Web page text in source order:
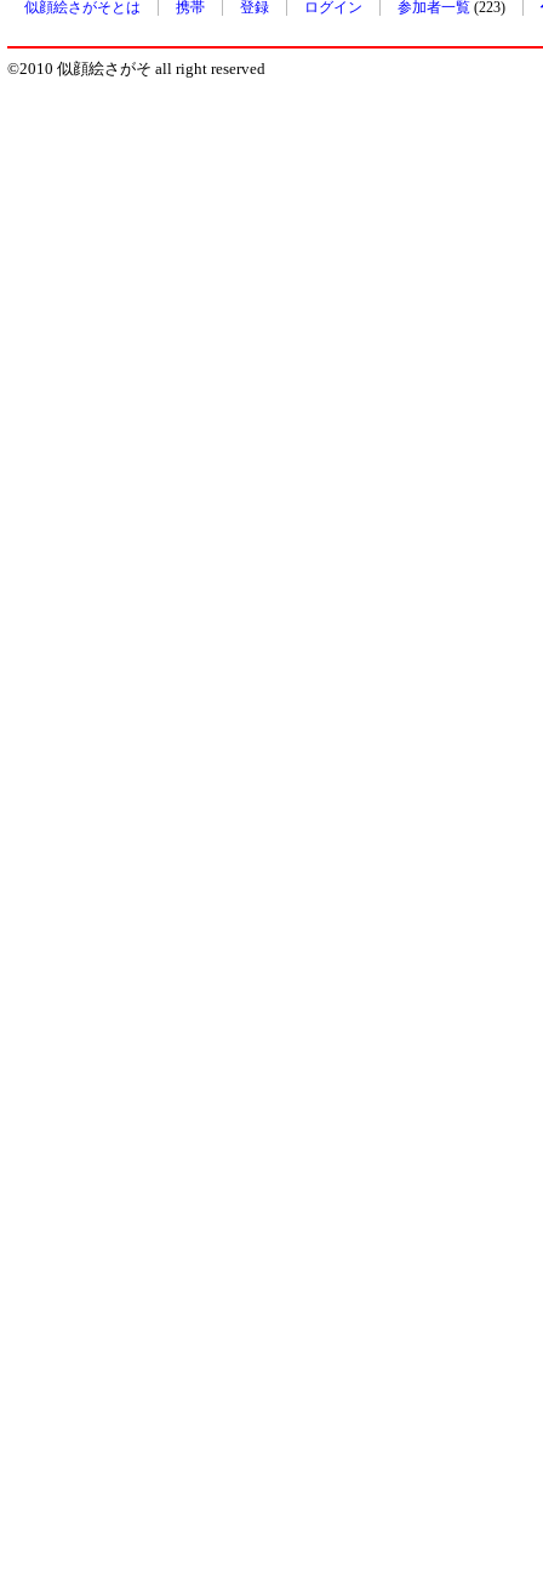
似顔絵さがそとは 携帯 登録 ログイン 参加者一覧 (223)
©2010 似顔絵さがそ all right reserved